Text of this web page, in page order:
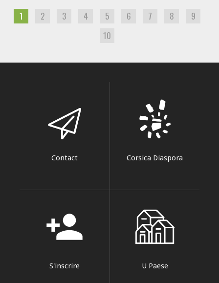
1 2 3 4 5 6 7 8
9
10
Contact Corsica Diaspora
person_add
S'inscrire U Paese